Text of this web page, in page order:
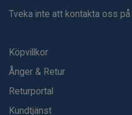
Tveka inte att kontakta oss på
Köpvillkor
Ånger & Retur
Returportal
Kundtjänst